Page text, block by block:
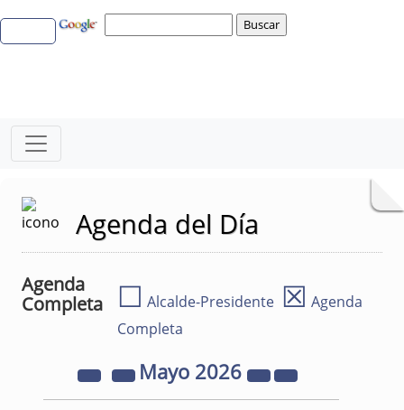
Agenda del Día
Agenda
Completa
☐ Alcalde-Presidente ☒ Agenda
Completa
Mayo 2026